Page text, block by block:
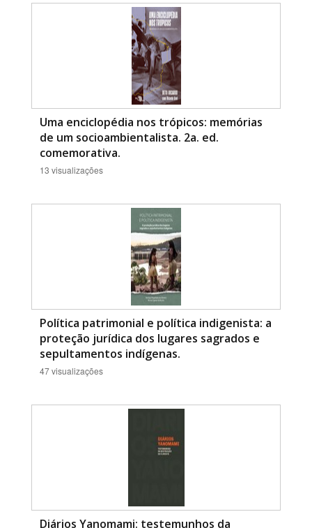
Área Protegida
Uma enciclopédia nos trópicos: memórias
de um socioambientalista. 2a. ed.
comemorativa.
13 visualizações
Política patrimonial e política indigenista: a
proteção jurídica dos lugares sagrados e
sepultamentos indígenas.
47 visualizações
Diários Yanomami: testemunhos da